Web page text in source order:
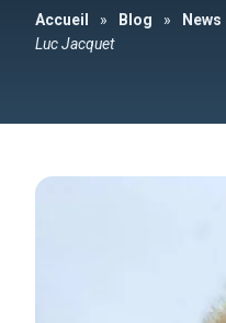
Accueil » Blog » News
Luc Jacquet